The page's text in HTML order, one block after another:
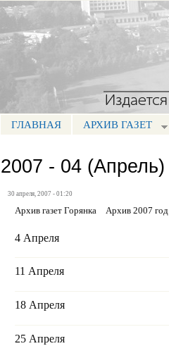
Портал СМИ КБР
МЕНЮ ГОРЯНКА
ГЛАВНАЯ АРХИВ ГАЗЕТ
2007 - 04 (Апрель)
30 апреля, 2007 - 01:20
Архив газет Горянка Архив 2007 год
4 Апреля
11 Апреля
18 Апреля
25 Апреля